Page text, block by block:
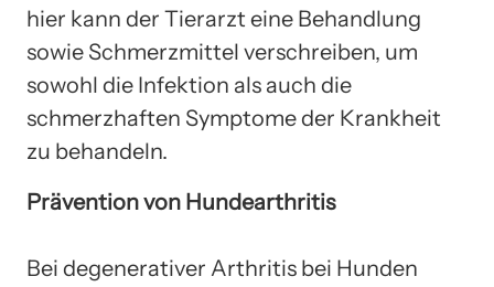
hier kann der Tierarzt eine Behandlung
sowie Schmerzmittel verschreiben, um
sowohl die Infektion als auch die
schmerzhaften Symptome der Krankheit
zu behandeln.
Prävention von Hundearthritis
Bei degenerativer Arthritis bei Hunden